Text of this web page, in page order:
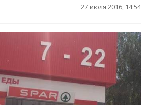
27 июля 2016, 14:54